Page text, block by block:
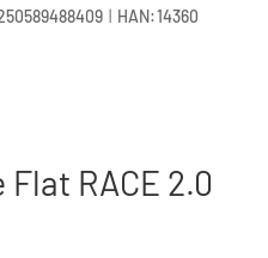
| HAN:14360
Flat RACE 2.0